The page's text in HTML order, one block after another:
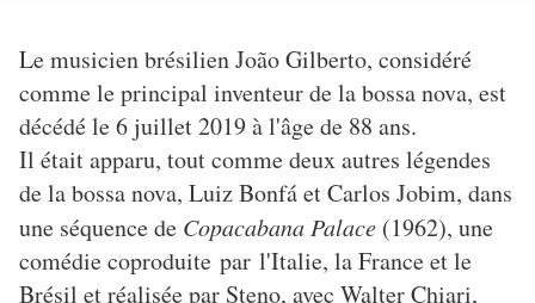
Le musicien brésilienJoão Gilberto, considéré
comme le principal inventeur de la bossa nova, est
décédé le 6 juillet 2019 à l'âge de 88 ans.
Il était apparu, tout comme deux autres légendes
de la bossa nova, Luiz Bonfáet Carlos Jobim, dans
une séquence de Copacabana Palace (1962), une
comédie coproduite par l'Italie, la France et le
Brésil et réalisée par Steno, avec Walter Chiari,